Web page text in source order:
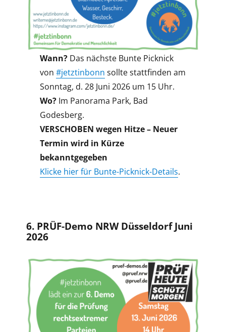
Wann? Das nächste Bunte Picknick
von#jetztinbonn sollte stattfinden am
Sonntag, d. 28 Juni 2026 um 15 Uhr.
Wo? Im Panorama Park, Bad
Godesberg.
VERSCHOBEN wegen Hitze – Neuer
Termin wird in Kürze
bekanntgegeben
Klicke hier für Bunte-Picknick-Details.
6. PRÜF-Demo NRW Düsseldorf Juni
2026